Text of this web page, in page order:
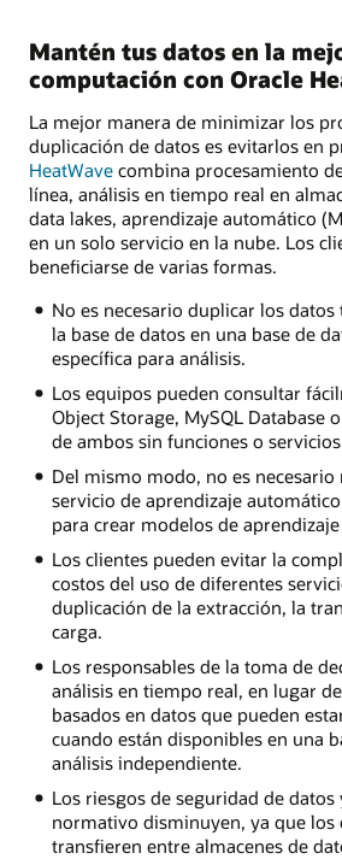
Mantén tus datos en la
computación con Oracle
La mejor manera de minimizar los
duplicación de datos es evitarlos en
HeatWave combina procesamiento
línea, análisis en tiempo real en
data lakes, aprendizaje automático
en un solo servicio en la nube. Los
beneficiarse de varias formas.
No es necesario duplicar los datos
la base de datos en una base de
específica para análisis.
Los equipos pueden consultar
Object Storage, MySQL Database
de ambos sin funciones o
Del mismo modo, no es
servicio de aprendizaje
para crear modelos de
Los clientes pueden evitar la
costos del uso de diferentes
duplicación de la extracción, la
carga.
Los responsables de la toma de
análisis en tiempo real, en lugar
basados en datos que pueden
cuando están disponibles en una
análisis independiente.
Los riesgos de seguridad de
normativo disminuyen, ya que los
transfieren entre almacenes de